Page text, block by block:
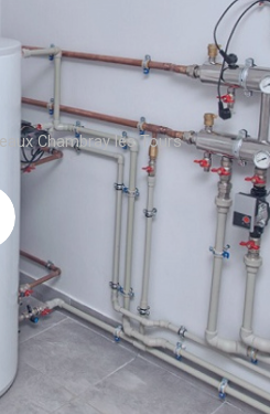
Chambray lès Tours